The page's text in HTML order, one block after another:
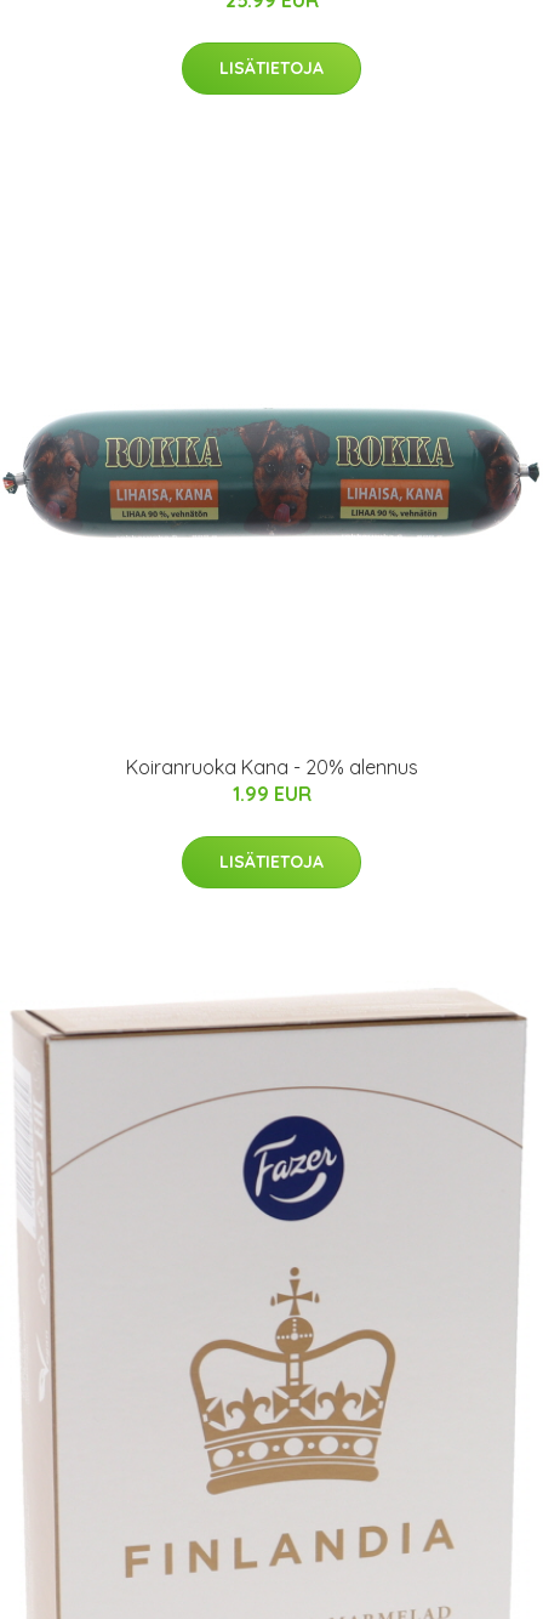
LISÄTIETOJA
Koiranruoka Kana - 20% alennus
1.99 EUR
LISÄTIETOJA